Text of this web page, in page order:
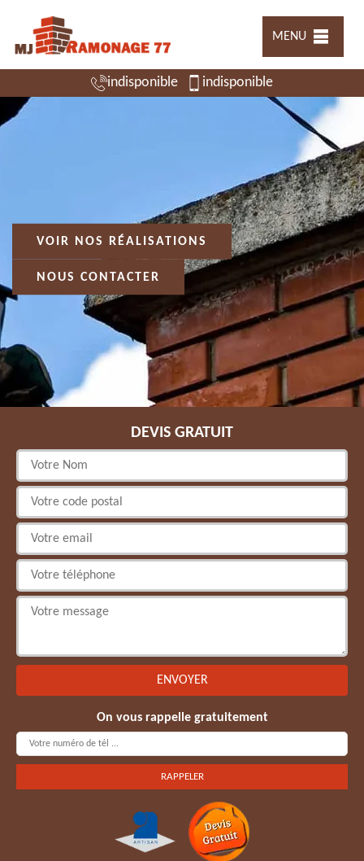
MENU
indisponible indisponible
VOIR NOS RÉALISATIONS
NOUS CONTACTER
DEVIS GRATUIT
On vous rappelle gratuitement